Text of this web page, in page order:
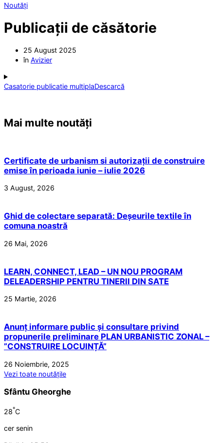
Noutăți
Publicații de căsătorie
25 August 2025
în Avizier
Casatorie publicatie multiplaDescarcă
Mai multe noutăți
Certificate de urbanism si autorizații de construire
emise în perioada iunie – iulie 2026
3 August, 2026
Ghid de colectare separată: Deșeurile textile în
comuna noastră
26 Mai, 2026
LEARN, CONNECT, LEAD – UN NOU PROGRAM
DELEADERSHIP PENTRU TINERII DIN SATE
25 Martie, 2026
Anunț informare public și consultare privind
propunerile preliminare PLAN URBANISTIC ZONAL –
”CONSTRUIRE LOCUINȚĂ”
26 Noiembrie, 2025
Vezi toate noutățile
Sfântu Gheorghe
28°C
cer senin